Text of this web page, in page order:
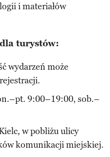
i materiałów
turystów:
wydarzeń może
9:00–19:00, sob.–
w pobliżu ulicy
komunikacji miejskiej.